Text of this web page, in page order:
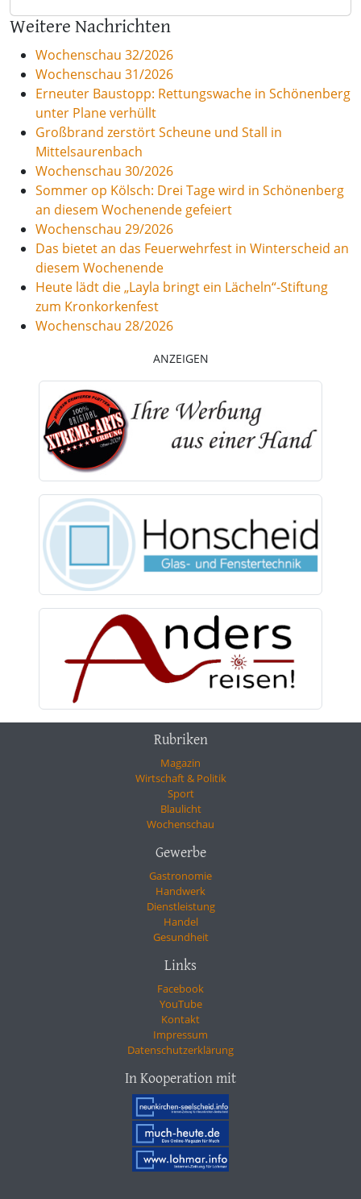
Weitere Nachrichten
Wochenschau 32/2026
Wochenschau 31/2026
Erneuter Baustopp: Rettungswache in Schönenberg
unter Plane verhüllt
Großbrand zerstört Scheune und Stall in
Mittelsaurenbach
Wochenschau 30/2026
Sommer op Kölsch: Drei Tage wird in Schönenberg
an diesem Wochenende gefeiert
Wochenschau 29/2026
Das bietet an das Feuerwehrfest in Winterscheid an
diesem Wochenende
Heute lädt die „Layla bringt ein Lächeln“-Stiftung
zum Kronkorkenfest
Wochenschau 28/2026
ANZEIGEN
Rubriken
Magazin
Wirtschaft & Politik
Sport
Blaulicht
Wochenschau
Gewerbe
Gastronomie
Handwerk
Dienstleistung
Handel
Gesundheit
Links
Facebook
YouTube
Kontakt
Impressum
Datenschutzerklärung
In Kooperation mit